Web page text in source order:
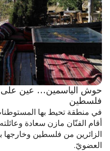
حوش الياسمين... عين
فلسطين
في منطقة تحيط بها
أقام الفنّان مازن سعادة
الزائرين من فلسطين وخارجها
العضويّ.